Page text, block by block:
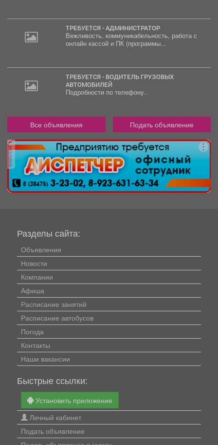
ТРЕБУЕТСЯ - АДМИНИСТРАТОР
Вежливость, коммуникабельность, работа с
онлайн кассой и ПК (программы...
ТРЕБУЕТСЯ - ВОДИТЕЛЬ ГРУЗОВЫХ
АВТОМОБИЛЕЙ
Подробности по телефону..
Все объявления Подать объявление
реклама
Разделы сайта:
Объявления
Новости
Компании
Афиша
Расписание занятий
Расписание автобусов
Погода
Контакты
Наши вакансии
Быстрые ссылки:
Установить приложение
Личный кабинет
Подать объявление